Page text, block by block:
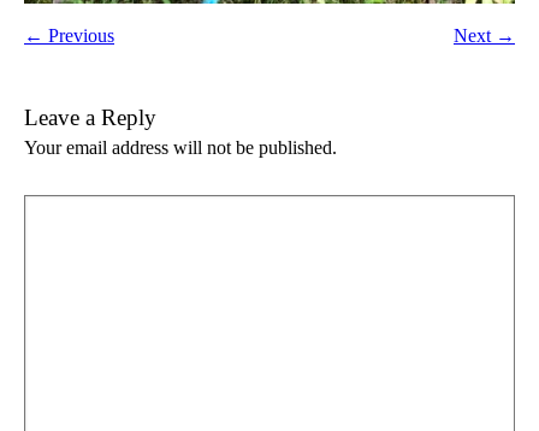
← Previous Next →
Leave a Reply
Your email address will not be published.